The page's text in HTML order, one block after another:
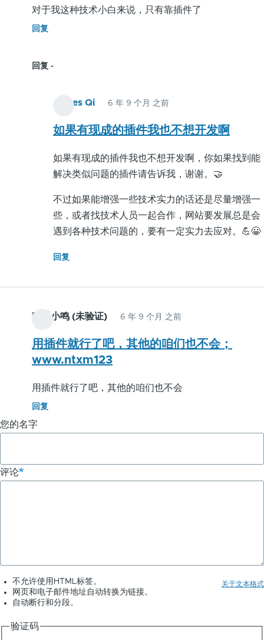
对于我这种技术小白来说，只有靠插件了
回复
回复
James Qi 6 年 9 个月 之前
正
客
(未
种
术
白
只
靠
插
如果有现成的插件我也不想开发啊
如果有现成的插件我也不想开发啊，你如果找到能
解决类似问题的插件请告诉我，谢谢。🤝
不过如果能增强一些技术实力的话还是尽量增强一
些，或者找技术人员一起合作，网站要发展总是会
遇到各种技术问题的，要有一定实力去应对。💪😀
回复
南通小鸣 (未验证) 6 年 9 个月 之前
用插件就行了吧，其他的咱们也不会；
www.ntxm123
用插件就行了吧，其他的咱们也不会
回复
您的名字
评论
关于文本格式
不允许使用HTML标签。
网页和电子邮件地址自动转换为链接。
自动断行和分段。
验证码